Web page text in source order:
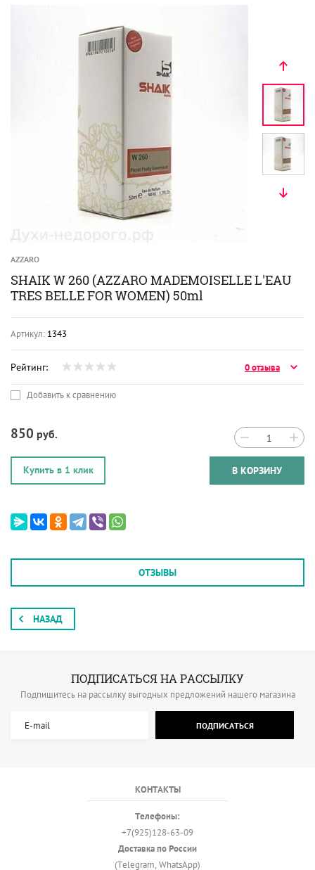
AZZARO
SHAIK W 260 (AZZARO MADEMOISELLE L'EAU
TRES BELLE FOR WOMEN) 50ml
Артикул: 1343
Рейтинг: 0 отзыва
Добавить к сравнению
850 руб. − +
Купить в 1 клик В КОРЗИНУ
ОТЗЫВЫ
НАЗАД
ПОДПИСАТЬСЯ НА РАССЫЛКУ
Подпишитесь на рассылку выгодных предложений нашего магазина
ПОДПИСАТЬСЯ
КОНТАКТЫ
Телефоны:
+7(925)128-63-09
Доставка по России
(Telegram, WhatsApp)